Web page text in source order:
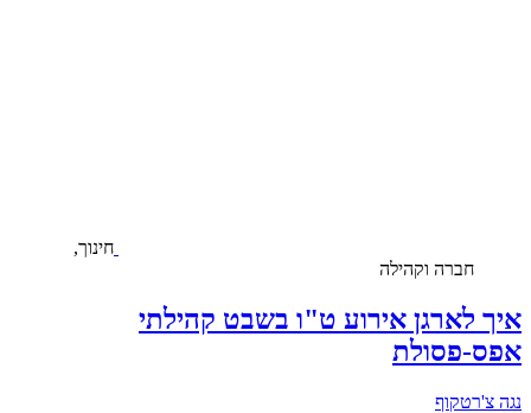
חינוך,
חברה וקהילה
איך לארגן אירוע ט"ו בשבט קהילתי
אפס-פסולת
נגה צ'רטקוף